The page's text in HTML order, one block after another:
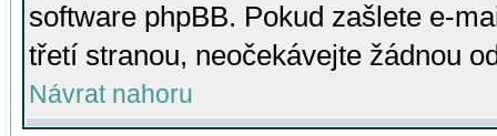
software phpBB. Pokud zašlete e-
třetí stranou, neočekávejte žádnou
Návrat nahoru